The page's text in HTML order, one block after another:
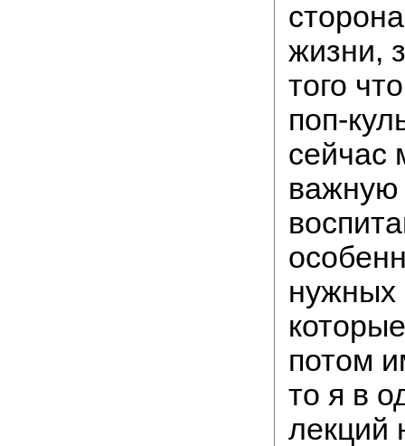
жизни,
того
поп-
сейчас
важную
нужных
потом
то я в
лекций